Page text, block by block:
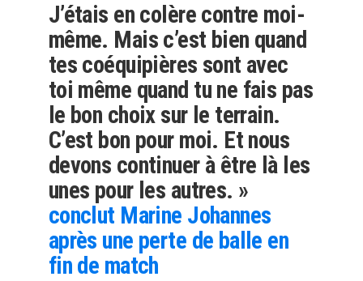
J’étais en colère contre moi-
même. Mais c’est bien quand
tes coéquipières sont avec
toi même quand tu ne fais pas
le bon choix sur le terrain.
C’est bon pour moi. Et nous
devons continuer à être là les
unes pour les autres. »
conclut Marine Johannes
après une perte de balle en
fin de match